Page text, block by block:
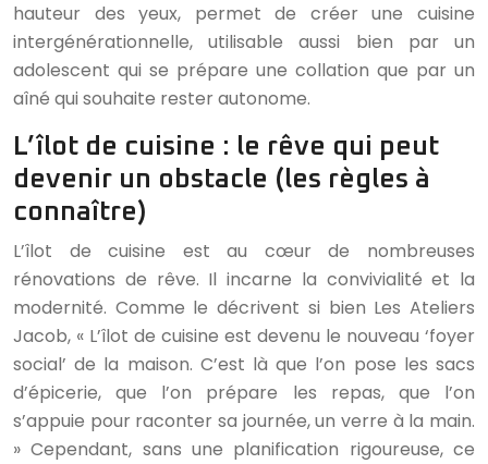
hauteur des yeux, permet de créer une cuisine
intergénérationnelle, utilisable aussi bien par un
adolescent qui se prépare une collation que par un
aîné qui souhaite rester autonome.
L’îlot de cuisine : le rêve qui peut
devenir un obstacle (les règles à
connaître)
L’îlot de cuisine est au cœur de nombreuses
rénovations de rêve. Il incarne la convivialité et la
modernité. Comme le décrivent si bien Les Ateliers
Jacob, « L’îlot de cuisine est devenu le nouveau ‘foyer
social’ de la maison. C’est là que l’on pose les sacs
d’épicerie, que l’on prépare les repas, que l’on
s’appuie pour raconter sa journée, un verre à la main.
» Cependant, sans une planification rigoureuse, ce